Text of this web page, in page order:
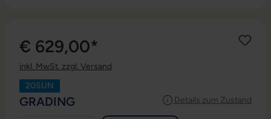
€ 629,00*
inkl. MwSt. zzgl. Versand
20SUN
Details zum Zustand
GRADING